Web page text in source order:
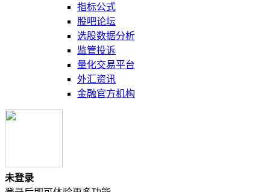
指标公式
股吧论坛
选股数据分析
监管投诉
量化交易平台
外汇资讯
金融官方机构
未登录